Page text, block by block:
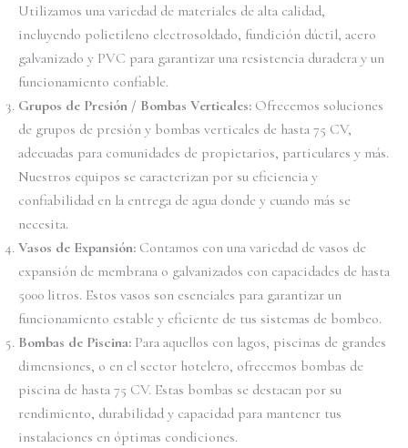
Utilizamos una variedad de materiales de alta calidad,
incluyendo polietileno electrosoldado, fundición dúctil, acero
galvanizado y PVC para garantizar una resistencia duradera y un
funcionamiento confiable.
Grupos de Presión / Bombas Verticales: Ofrecemos soluciones
de grupos de presión y bombas verticales de hasta 75 CV,
adecuadas para comunidades de propietarios, particulares y más.
Nuestros equipos se caracterizan por su eficiencia y
confiabilidad en la entrega de agua donde y cuando más se
necesita.
Vasos de Expansión: Contamos con una variedad de vasos de
expansión de membrana o galvanizados con capacidades de hasta
5000 litros. Estos vasos son esenciales para garantizar un
funcionamiento estable y eficiente de tus sistemas de bombeo.
Bombas de Piscina: Para aquellos con lagos, piscinas de grandes
dimensiones, o en el sector hotelero, ofrecemos bombas de
piscina de hasta 75 CV. Estas bombas se destacan por su
rendimiento, durabilidad y capacidad para mantener tus
instalaciones en óptimas condiciones.